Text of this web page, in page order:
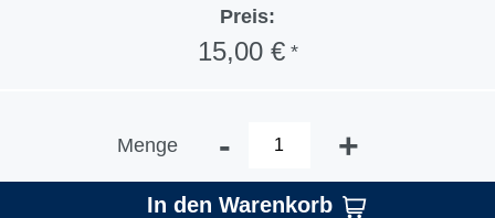
Preis:
15,00 €*
Menge - +
In den Warenkorb